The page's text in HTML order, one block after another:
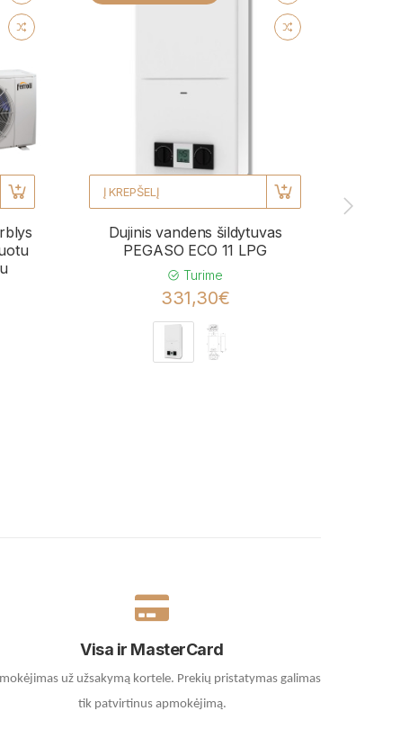
Į KREPŠELĮ
Dujinis vandens šildytuvas
PEGASO ECO 11 LPG
Turime
331,30€
Visa ir MasterCard
už užsakymą kortele. Prekių pristatymas galimas
tik patvirtinus apmokėjimą.